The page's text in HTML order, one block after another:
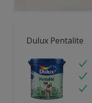
Dulux Pentalite